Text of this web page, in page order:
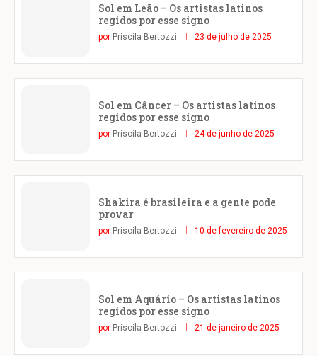
Sol em Leão – Os artistas latinos
regidos por esse signo
por Priscila Bertozzi 23 de julho de 2025
Sol em Câncer – Os artistas latinos
regidos por esse signo
por Priscila Bertozzi 24 de junho de 2025
Shakira é brasileira e a gente pode
provar
por Priscila Bertozzi 10 de fevereiro de 2025
Sol em Aquário – Os artistas latinos
regidos por esse signo
por Priscila Bertozzi 21 de janeiro de 2025